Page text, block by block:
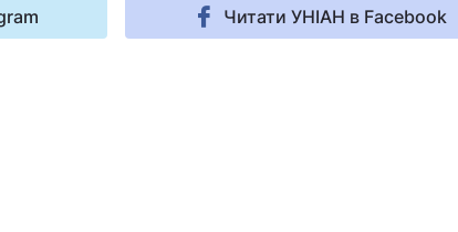
Читати УНІАН в Facebook